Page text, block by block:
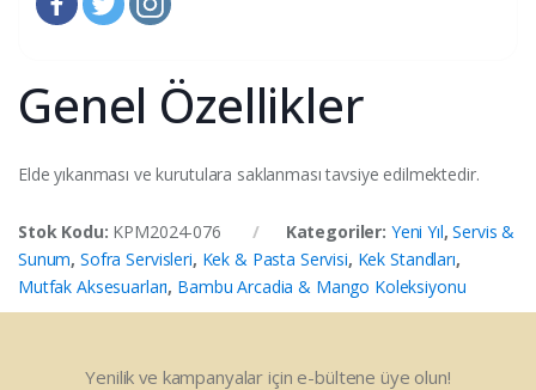
Genel Özellikler
Elde yıkanması ve kurutulara saklanması tavsiye edilmektedir.
Stok Kodu: KPM2024-076 Kategoriler: Yeni Yıl,Servis &
Sunum,Sofra Servisleri, Kek & Pasta Servisi, Kek Standları,
Mutfak Aksesuarları, Bambu Arcadia & Mango Koleksiyonu
Yenilik ve kampanyalar için e-bültene üye olun!